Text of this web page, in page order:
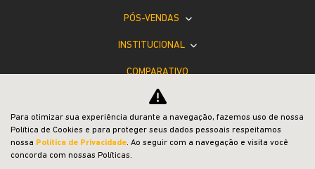
PÓS-VENDAS
INSTITUCIONAL
COMPARATIVO
Desacelere. Seu bem maior é a vida.
Para otimizar sua experiência durante a navegação, fazemos uso de nossa
Política de Cookies e para proteger seus dados pessoais respeitamos
nossa Política de Privacidade. Ao seguir com a navegação e visita você
concorda com nossas Políticas.